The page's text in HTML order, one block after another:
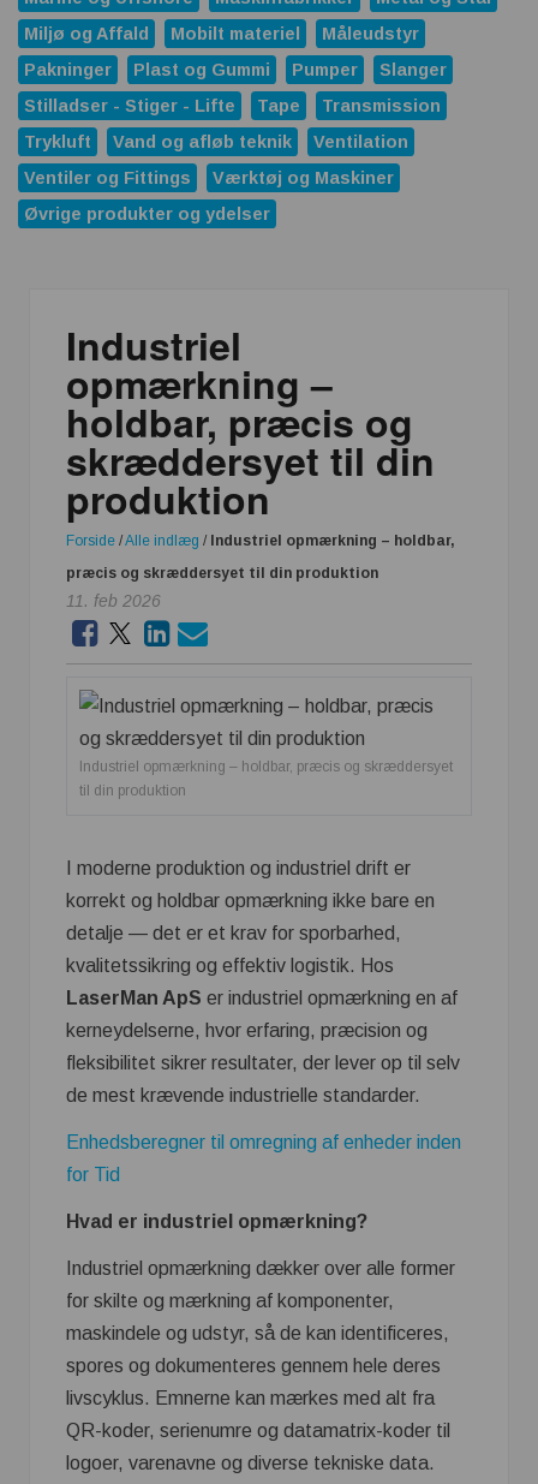
Miljø og Affald
Mobilt materiel
Måleudstyr
Pakninger
Plast og Gummi Pumper
Slanger
Stilladser - Stiger - Lifte
Tape
Transmission
Trykluft
Vand og afløb teknik
Ventilation
Ventiler og Fittings
Værktøj og Maskiner
Øvrige produkter og ydelser
Industriel
opmærkning –
holdbar, præcis og
skræddersyet til din
produktion
Forside /Alle indlæg / Industriel opmærkning – holdbar,
præcis og skræddersyet til din produktion
11. feb 2026
Industriel opmærkning – holdbar, præcis og skræddersyet
til din produktion
I moderne produktion og industriel drift er
korrekt og holdbar opmærkning ikke bare en
detalje — det er et krav for sporbarhed,
kvalitetssikring og effektiv logistik. Hos
LaserMan ApS er industriel opmærkning en af
kerneydelserne, hvor erfaring, præcision og
fleksibilitet sikrer resultater, der lever op til selv
de mest krævende industrielle standarder.
Enhedsberegner til omregning af enheder inden
for Tid
Hvad er industriel opmærkning?
Industriel opmærkning dækker over alle former
for skilte og mærkning af komponenter,
maskindele og udstyr, så de kan identificeres,
spores og dokumenteres gennem hele deres
livscyklus. Emnerne kan mærkes med alt fra
QR-koder, serienumre og datamatrix-koder til
logoer, varenavne og diverse tekniske data.